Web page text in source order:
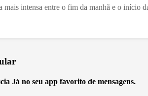
mais intensa entre o fim da manhã e o início
Já no seu app favorito de mensagens.